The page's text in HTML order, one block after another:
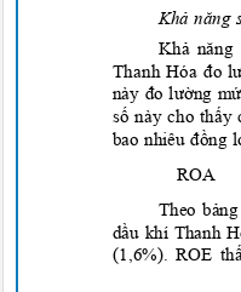
Khả năng
Khả
Thanh Hóa đo
này đo lường
số này cho
bao nhiêu đồng
ROA
Theo
dầu khí Thanh
(1,6%). ROE